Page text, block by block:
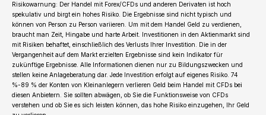
Risikowarnung: Der Handel mit Forex/CFDs und anderen Derivaten ist hoch
spekulativ und birgt ein hohes Risiko. Die Ergebnisse sind nicht typisch und
können von Person zu Person variieren. Um mit dem Handel Geld zu verdienen,
braucht man Zeit, Hingabe und harte Arbeit. Investitionen in den Aktienmarkt sind
mit Risiken behaftet, einschließlich des Verlusts Ihrer Investition. Die in der
Vergangenheit auf dem Markt erzielten Ergebnisse sind kein Indikator für
zukünftige Ergebnisse. Alle Informationen dienen nur zu Bildungszwecken und
stellen keine Anlageberatung dar. Jede Investition erfolgt auf eigenes Risiko. 74
%-89 % der Konten von Kleinanlegern verlieren Geld beim Handel mit CFDs bei
diesen Anbietern. Sie sollten abwägen, ob Sie die Funktionsweise von CFDs
verstehen und ob Sie es sich leisten können, das hohe Risiko einzugehen, Ihr Geld